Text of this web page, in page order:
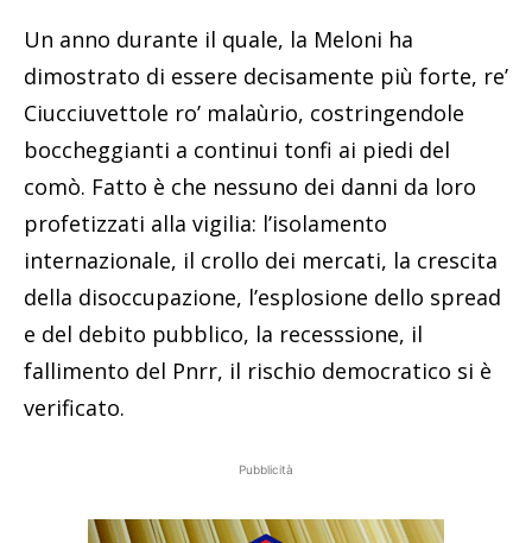
Un anno durante il quale, la Meloni ha
dimostrato di essere decisamente più forte, re’
Ciucciuvettole ro’ malaùrio, costringendole
boccheggianti a continui tonfi ai piedi del
comò. Fatto è che nessuno dei danni da loro
profetizzati alla vigilia: l’isolamento
internazionale, il crollo dei mercati, la crescita
della disoccupazione, l’esplosione dello spread
e del debito pubblico, la recesssione, il
fallimento del Pnrr, il rischio democratico si è
verificato.
Pubblicità